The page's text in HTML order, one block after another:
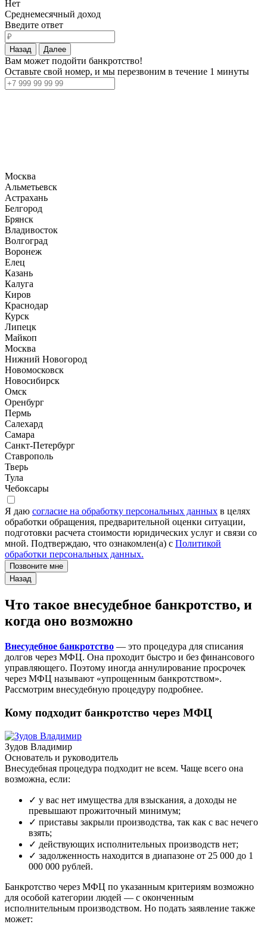
Нет
Среднемесячный доход
Введите ответ
Назад Далее
Вам может подойти банкротство!
Оставьте свой номер, и мы перезвоним в течение 1 минуты
Москва
Альметьевск
Астрахань
Белгород
Брянск
Владивосток
Волгоград
Воронеж
Елец
Казань
Калуга
Киров
Краснодар
Курск
Липецк
Майкоп
Москва
Нижний Новогород
Новомосковск
Новосибирск
Омск
Оренбург
Пермь
Салехард
Самара
Санкт-Петербург
Ставрополь
Тверь
Тула
Чебоксары
Я даю согласие на обработку персональных данных в целях
обработки обращения, предварительной оценки ситуации,
подготовки расчета стоимости юридических услуг и связи со
мной. Подтверждаю, что ознакомлен(а) с Политикой
обработки персональных данных.
Позвоните мне
Назад
Что такое внесудебное банкротство, и
когда оно возможно
Внесудебное банкротство — это процедура для списания
долгов через МФЦ. Она проходит быстро и без финансового
управляющего. Поэтому иногда аннулирование просрочек
через МФЦ называют «упрощенным банкротством».
Рассмотрим внесудебную процедуру подробнее.
Кому подходит банкротство через МФЦ
Зудов Владимир
Основатель и руководитель
Внесудебная процедура подходит не всем. Чаще всего она
возможна, если:
✓ у вас нет имущества для взыскания, а доходы не
превышают прожиточный минимум;
✓ приставы закрыли производства, так как с вас нечего
взять;
✓ действующих исполнительных производств нет;
✓ задолженность находится в диапазоне от 25 000 до 1
000 000 рублей.
Банкротство через МФЦ по указанным критериям возможно
для особой категории людей — с оконченным
исполнительным производством. Но подать заявление также
может: